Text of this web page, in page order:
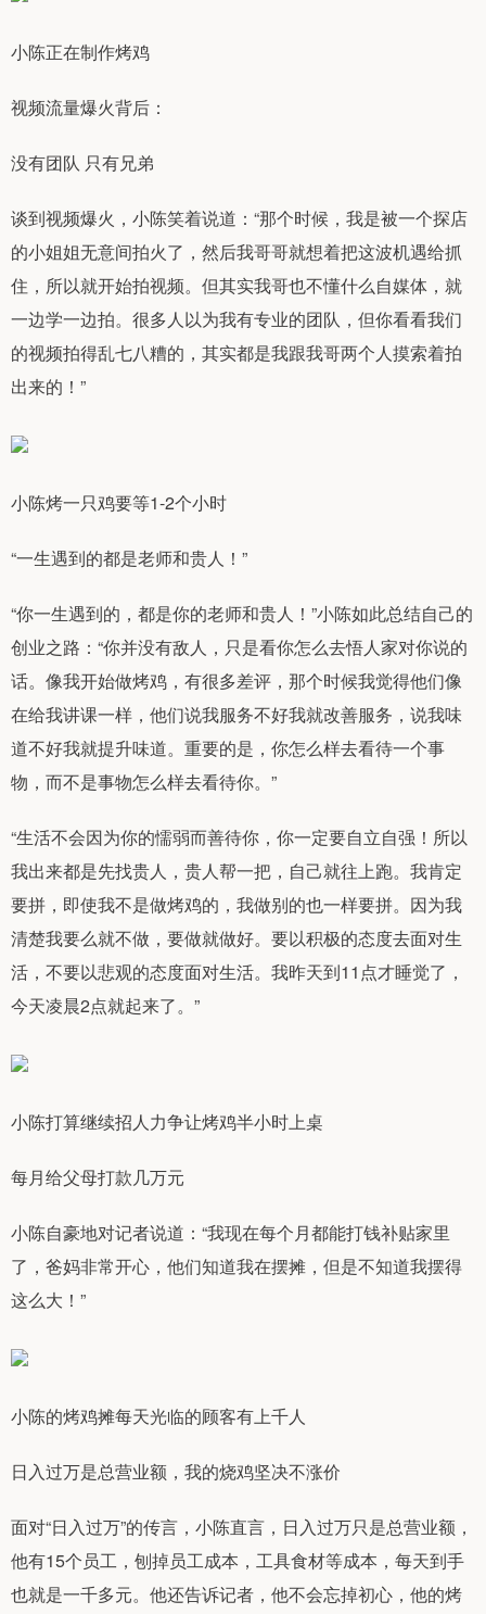
小陈正在制作烤鸡
视频流量爆火背后：
没有团队 只有兄弟
谈到视频爆火，小陈笑着说道：“那个时候，我是被一个探店
的小姐姐无意间拍火了，然后我哥哥就想着把这波机遇给抓
住，所以就开始拍视频。但其实我哥也不懂什么自媒体，就
一边学一边拍。很多人以为我有专业的团队，但你看看我们
的视频拍得乱七八糟的，其实都是我跟我哥两个人摸索着拍
出来的！”
小陈烤一只鸡要等1-2个小时
“一生遇到的都是老师和贵人！”
“你一生遇到的，都是你的老师和贵人！”小陈如此总结自己的
创业之路：“你并没有敌人，只是看你怎么去悟人家对你说的
话。像我开始做烤鸡，有很多差评，那个时候我觉得他们像
在给我讲课一样，他们说我服务不好我就改善服务，说我味
道不好我就提升味道。重要的是，你怎么样去看待一个事
物，而不是事物怎么样去看待你。”
“生活不会因为你的懦弱而善待你，你一定要自立自强！所以
我出来都是先找贵人，贵人帮一把，自己就往上跑。我肯定
要拼，即使我不是做烤鸡的，我做别的也一样要拼。因为我
清楚我要么就不做，要做就做好。要以积极的态度去面对生
活，不要以悲观的态度面对生活。我昨天到11点才睡觉了，
今天凌晨2点就起来了。”
小陈打算继续招人力争让烤鸡半小时上桌
每月给父母打款几万元
小陈自豪地对记者说道：“我现在每个月都能打钱补贴家里
了，爸妈非常开心，他们知道我在摆摊，但是不知道我摆得
这么大！”
小陈的烤鸡摊每天光临的顾客有上千人
日入过万是总营业额，我的烧鸡坚决不涨价
面对“日入过万”的传言，小陈直言，日入过万只是总营业额，
他有15个员工，刨掉员工成本，工具食材等成本，每天到手
也就是一千多元。他还告诉记者，他不会忘掉初心，他的烤